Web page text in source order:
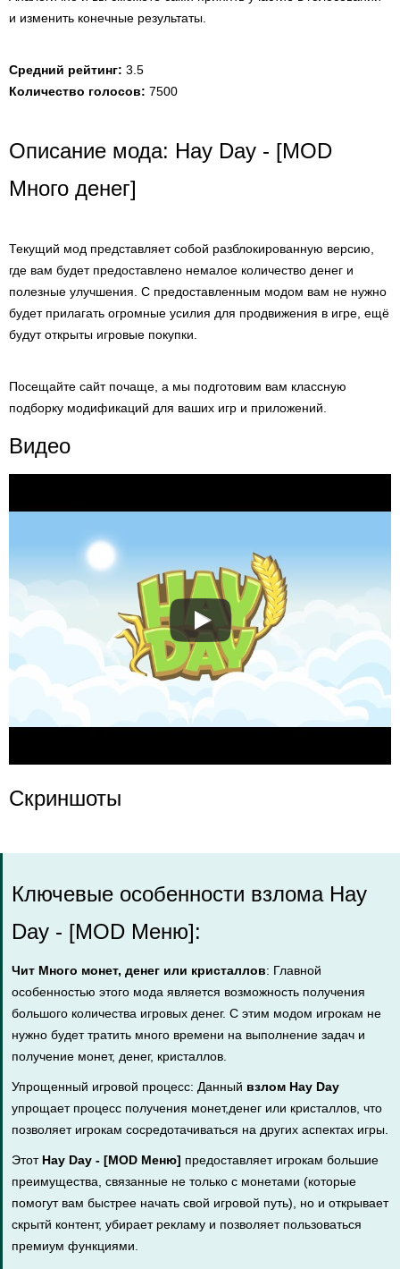
и изменить конечные результаты.
Средний рейтинг: 3.5
Количество голосов: 7500
Описание мода: Hay Day - [MOD
Много денег]
Текущий мод представляет собой разблокированную версию,
где вам будет предоставлено немалое количество денег и
полезные улучшения. С предоставленным модом вам не нужно
будет прилагать огромные усилия для продвижения в игре, ещё
будут открыты игровые покупки.
Посещайте сайт почаще, а мы подготовим вам классную
подборку модификаций для ваших игр и приложений.
Видео
Скриншоты
Ключевые особенности взлома Hay
Day - [MOD Меню]:
Чит Много монет, денег или кристаллов: Главной
особенностью этого мода является возможность получения
большого количества игровых денег. С этим модом игрокам не
нужно будет тратить много времени на выполнение задач и
получение монет, денег, кристаллов.
Упрощенный игровой процесс: Данный взлом Hay Day
упрощает процесс получения монет,денег или кристаллов, что
позволяет игрокам сосредотачиваться на других аспектах игры.
Этот Hay Day - [MOD Меню] предоставляет игрокам большие
преимущества, связанные не только с монетами (которые
помогут вам быстрее начать свой игровой путь), но и открывает
скрытй контент, убирает рекламу и позволяет пользоваться
премиум функциями.